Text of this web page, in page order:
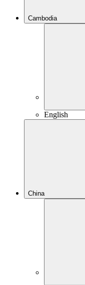
Cambodia
English
China